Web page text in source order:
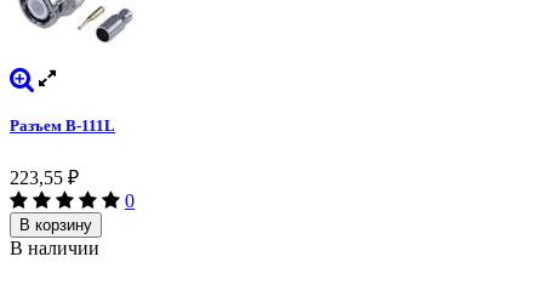
Разъем B-111L
223,55 ₽
0
В корзину
В наличии